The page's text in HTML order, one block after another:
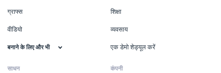
ग्राफ्स
वीडियो
बनाने के लिए और भी
शिक्षा
व्यवसाय
एक डेमो शेड्यूल करें
साधन कंपनी